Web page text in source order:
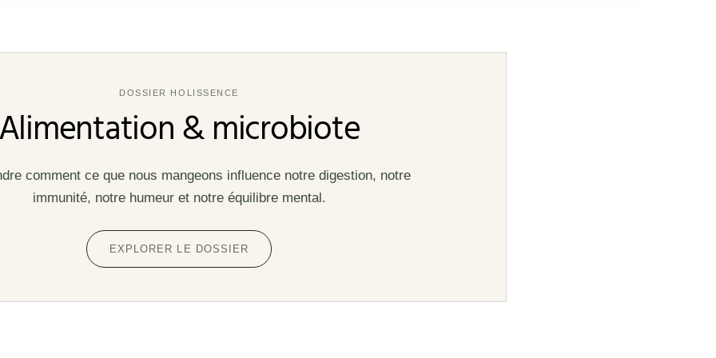
DOSSIER HOLISSENCE
Alimentation & microbiote
comment ce que nous mangeons influence notre digestion, notre
immunité, notre humeur et notre équilibre mental.
EXPLORER LE DOSSIER